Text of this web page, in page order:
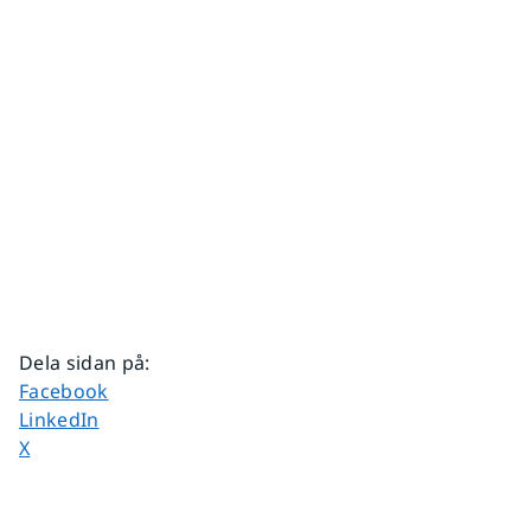
Dela sidan på:
Dela sidan på
Facebook
Dela sidan på
LinkedIn
Dela sidan på
X